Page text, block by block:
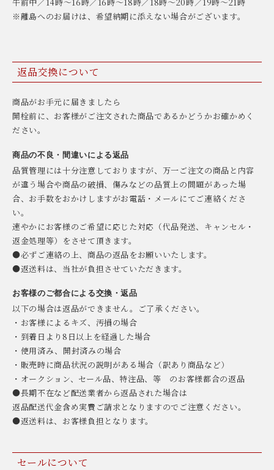
午前中／14時〜16時／16時〜18時／18時〜20時／19時〜21時
※離島へのお届けは、希望納期に添えない場合がございます。
返品交換について
商品がお手元に届きましたら
開栓前に、お客様がご注文された商品であるかどうかお確かめく
ださい。
商品の不良・間違いによる返品
品質管理には十分注意しておりますが、万一ご注文の商品と内容
が違う場合や商品の破損、傷みなどの品質上の問題があった場
合、お手数をおかけしますがお電話・メールにてご連絡くださ
い。
速やかにお客様のご希望に応じた対応（代品発送、キャンセル・
返金処理等）をさせて頂きます。
●必ずご連絡の上、商品の返品をお願いいたします。
●返送料は、当社が負担させていただきます。
お客様のご都合による交換・返品
以下の場合は返品ができません。ご了承ください。
・お客様によるキズ、汚損の場合
・到着日より8日以上を経過した場合
・使用済み、開封済みの場合
・販売時に商品状況の説明がある場合（訳あり商品など）
・オークション、セール品、特注品、等 のお客様都合の返品
●長期不在など配送業者から返品された場合は
返品配送代金含め実費ご請求となりますのでご注意ください。
●返送料は、お客様負担となります。
セールについて